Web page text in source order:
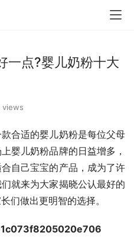
一点?婴儿奶粉十大
views
合适的婴儿奶粉是每位父母
婴儿奶粉品牌的日益增多，
自己宝宝的产品，成为了许
就来为大家揭晓公认最好的
们做出更明智的选择。